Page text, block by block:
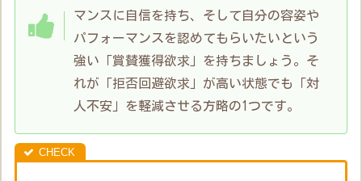
マンスに自信を持ち、そして自分の容姿や
パフォーマンスを認めてもらいたいという
強い「賞賛獲得欲求」を持ちましょう。そ
れが「拒否回避欲求」が高い状態でも「対
人不安」を軽減させる方略の1つです。